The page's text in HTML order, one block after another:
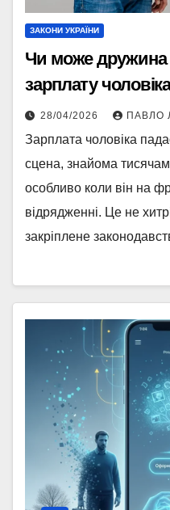
ЗАКОНИ УКРАЇНИ
Чи може дружина
зарплату
28/04/2026 ПАВЛО
Зарплата чоловіка
сцена, знайома тисячам
особливо коли він на
відрядженні. Це не
закріплене